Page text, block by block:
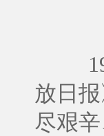
放日
尽艰